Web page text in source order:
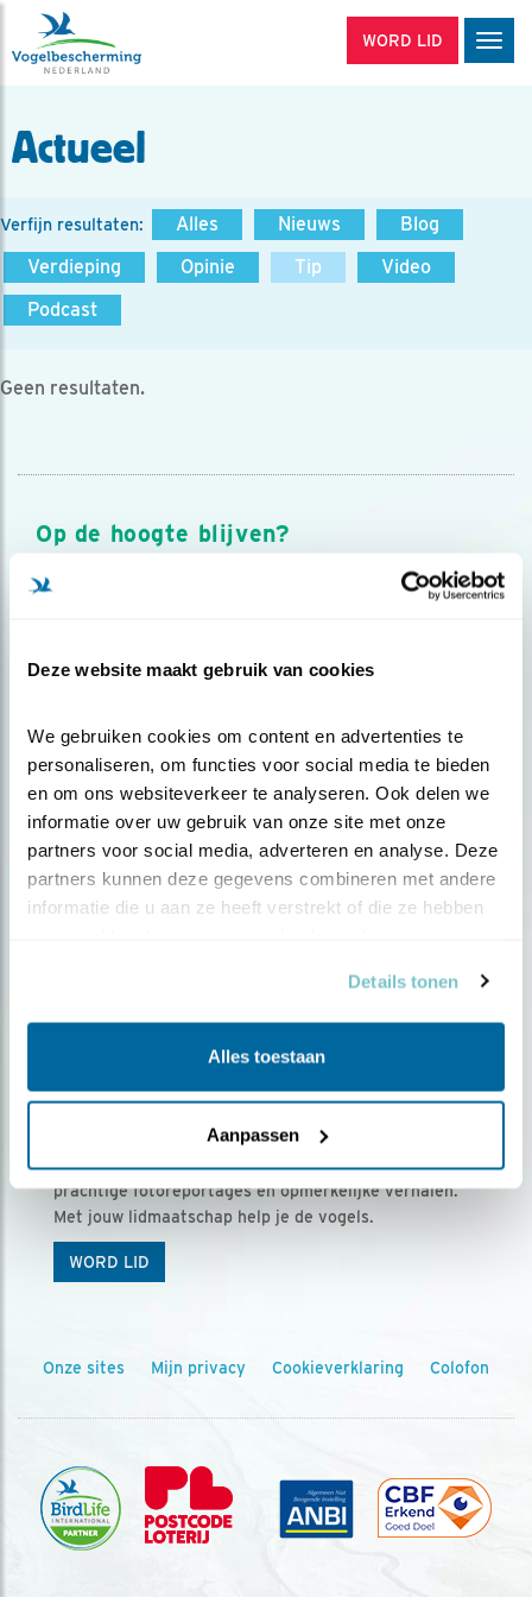
Deze website maakt gebruik van cookies
We gebruiken cookies om content en advertenties te
personaliseren, om functies voor social media te bieden
en om ons websiteverkeer te analyseren. Ook delen we
informatie over uw gebruik van onze site met onze
partners voor social media, adverteren en analyse. Deze
partners kunnen deze gegevens combineren met andere
informatie die u aan ze heeft verstrekt of die ze hebben
Details tonen
Alles toestaan
Aanpassen
WORD LID
Actueel
Verfijn resultaten: Alles Nieuws
Blog
Verdieping
Opinie Tip
Video
Podcast
Geen resultaten.
Op de hoogte blijven?
Meld je aan en ontvang nieuws, inspiratie, acties en tips
over vogels en activiteiten van Vogelbescherming.
Ontvang 5 x Vogels voor € 36,00 per jaar
Vogels is het tijdschrift voor onze leden, met
prachtige fotoreportages en opmerkelijke verhalen.
Met jouw lidmaatschap help je de vogels.
WORD LID
Onze sites Mijn privacy Cookieverklaring Colofon